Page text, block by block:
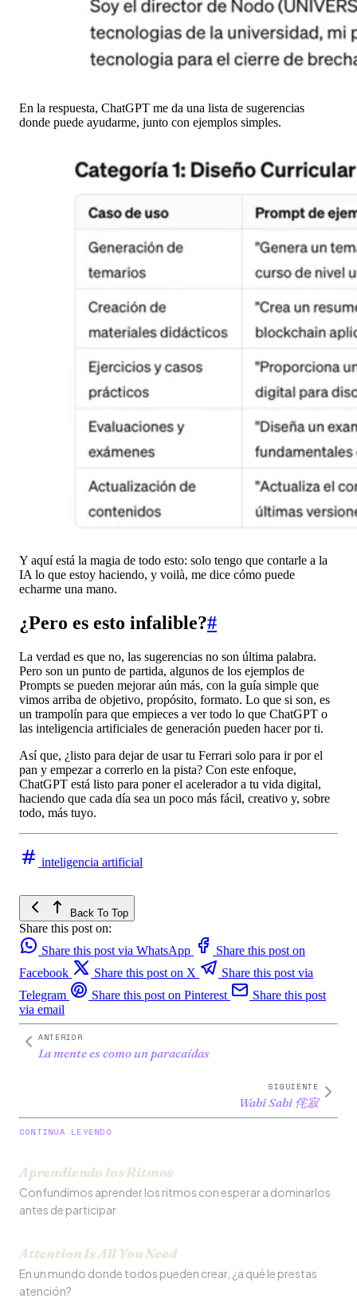
En la respuesta, ChatGPT me da una lista de sugerencias
donde puede ayudarme, junto con ejemplos simples.
Y aquí está la magia de todo esto: solo tengo que contarle a la
IA lo que estoy haciendo, y voilà, me dice cómo puede
echarme una mano.
¿Pero es esto infalible?#
La verdad es que no, las sugerencias no son última palabra.
Pero son un punto de partida, algunos de los ejemplos de
Prompts se pueden mejorar aún más, con la guía simple que
vimos arriba de objetivo, propósito, formato. Lo que si son, es
un trampolín para que empieces a ver todo lo que ChatGPT o
las inteligencia artificiales de generación pueden hacer por ti.
Así que, ¿listo para dejar de usar tu Ferrari solo para ir por el
pan y empezar a correrlo en la pista? Con este enfoque,
ChatGPT está listo para poner el acelerador a tu vida digital,
haciendo que cada día sea un poco más fácil, creativo y, sobre
todo, más tuyo.
inteligencia artificial
Back To Top
Share this post on:
Share this post via WhatsApp
Share this post on
Facebook
Share this post on X
Share this post via
Telegram
Share this post on Pinterest
Share this post
via email
ANTERIOR
La mente es como un paracaídas
SIGUIENTE
Wabi Sabi 侘寂
CONTINÚA LEYENDO
Aprendiendo los Ritmos
Confundimos aprender los ritmos con esperar a dominarlos
antes de participar
Attention Is All You Need
En un mundo donde todos pueden crear, ¿a qué le prestas
atención?